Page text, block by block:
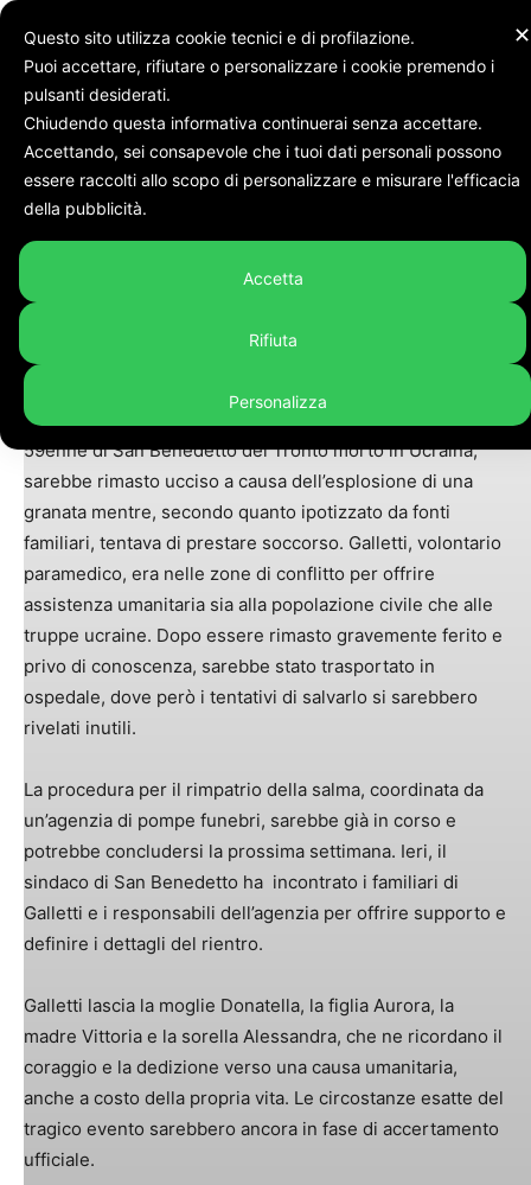
Home Cronaca
Cronaca
Volontario morto in Ucraina,
spunta l’ipotesi della ferita da
granata
SAN BENEDETTO DEL TRONTO – Massimiliano Galletti, il
59enne di San Benedetto del Tronto morto in Ucraina,
sarebbe rimasto ucciso a causa dell’esplosione di una
granata mentre, secondo quanto ipotizzato da fonti
familiari, tentava di prestare soccorso. Galletti, volontario
paramedico, era nelle zone di conflitto per offrire
assistenza umanitaria sia alla popolazione civile che alle
truppe ucraine. Dopo essere rimasto gravemente ferito e
privo di conoscenza, sarebbe stato trasportato in
ospedale, dove però i tentativi di salvarlo si sarebbero
rivelati inutili.
La procedura per il rimpatrio della salma, coordinata da
un’agenzia di pompe funebri, sarebbe già in corso e
potrebbe concludersi la prossima settimana. Ieri, il
sindaco di San Benedetto ha incontrato i familiari di
Galletti e i responsabili dell’agenzia per offrire supporto e
definire i dettagli del rientro.
Galletti lascia la moglie Donatella, la figlia Aurora, la
madre Vittoria e la sorella Alessandra, che ne ricordano il
coraggio e la dedizione verso una causa umanitaria,
anche a costo della propria vita. Le circostanze esatte del
tragico evento sarebbero ancora in fase di accertamento
ufficiale.
✕
Questo sito utilizza cookie tecnici e di profilazione.
Puoi accettare, rifiutare o personalizzare i cookie premendo i
pulsanti desiderati.
Chiudendo questa informativa continuerai senza accettare.
Accettando, sei consapevole che i tuoi dati personali possono
essere raccolti allo scopo di personalizzare e misurare l'efficacia
della pubblicità.
Accetta
Rifiuta
Personalizza